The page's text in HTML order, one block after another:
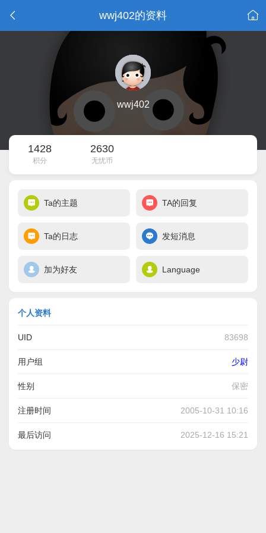
wwj402的资料
wwj402
1428
积分
2630
无忧币
Ta的主题 TA的回复
Ta的日志 发短消息
加为好友 Language
个人资料
UID 83698
用户组 少尉
性别 保密
注册时间 2005-10-31 10:16
最后访问 2025-12-16 15:21